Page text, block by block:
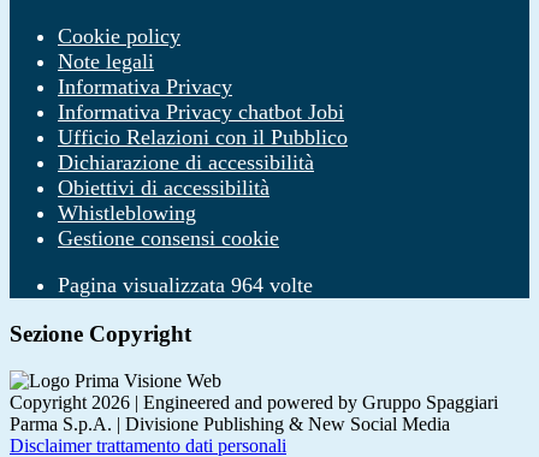
Cookie policy
Note legali
Informativa Privacy
Informativa Privacy chatbot Jobi
Ufficio Relazioni con il Pubblico
Dichiarazione di accessibilità
Obiettivi di accessibilità
Whistleblowing
Gestione consensi cookie
Pagina visualizzata 964 volte
Sezione Copyright
Copyright 2026 | Engineered and powered by Gruppo Spaggiari
Parma S.p.A. | Divisione Publishing & New Social Media
Disclaimer trattamento dati personali